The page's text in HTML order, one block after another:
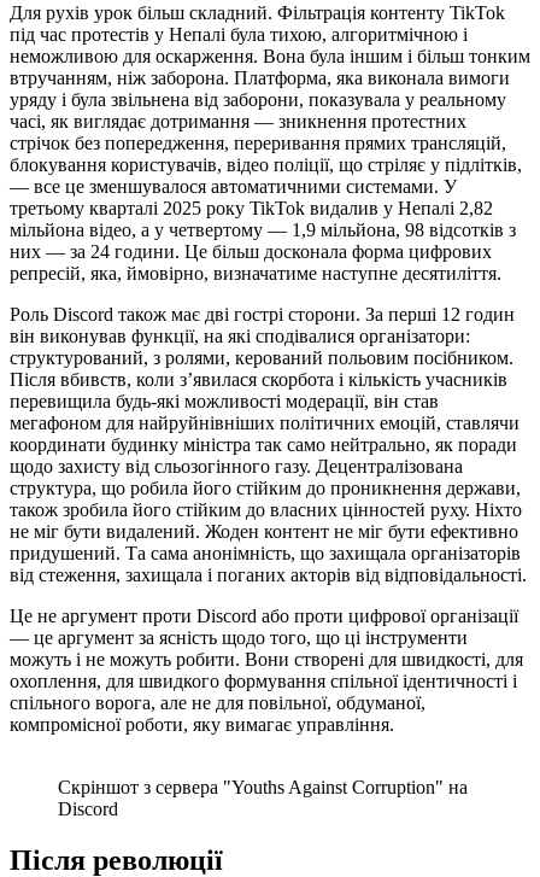
Для рухів урок більш складний. Фільтрація контенту TikTok
під час протестів у Непалі була тихою, алгоритмічною і
неможливою для оскарження. Вона була іншим і більш тонким
втручанням, ніж заборона. Платформа, яка виконала вимоги
уряду і була звільнена від заборони, показувала у реальному
часі, як виглядає дотримання — зникнення протестних
стрічок без попередження, переривання прямих трансляцій,
блокування користувачів, відео поліції, що стріляє у підлітків,
— все це зменшувалося автоматичними системами. У
третьому кварталі 2025 року TikTok видалив у Непалі 2,82
мільйона відео, а у четвертому — 1,9 мільйона, 98 відсотків з
них — за 24 години. Це більш досконала форма цифрових
репресій, яка, ймовірно, визначатиме наступне десятиліття.
Роль Discord також має дві гострі сторони. За перші 12 годин
він виконував функції, на які сподівалися організатори:
структурований, з ролями, керований польовим посібником.
Після вбивств, коли з’явилася скорбота і кількість учасників
перевищила будь-які можливості модерації, він став
мегафоном для найруйнівніших політичних емоцій, ставлячи
координати будинку міністра так само нейтрально, як поради
щодо захисту від сльозогінного газу. Децентралізована
структура, що робила його стійким до проникнення держави,
також зробила його стійким до власних цінностей руху. Ніхто
не міг бути видалений. Жоден контент не міг бути ефективно
придушений. Та сама анонімність, що захищала організаторів
від стеження, захищала і поганих акторів від відповідальності.
Це не аргумент проти Discord або проти цифрової організації
— це аргумент за ясність щодо того, що ці інструменти
можуть і не можуть робити. Вони створені для швидкості, для
охоплення, для швидкого формування спільної ідентичності і
спільного ворога, але не для повільної, обдуманої,
компромісної роботи, яку вимагає управління.
Скріншот з сервера "Youths Against Corruption" на
Discord
Після революції